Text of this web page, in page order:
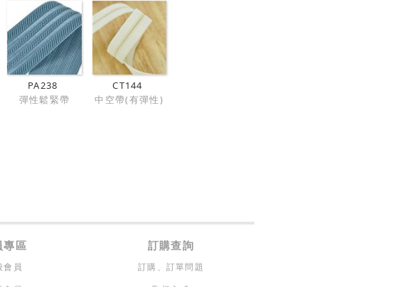
PA238
彈性鬆緊帶
CT144
中空帶(有彈性)
專區 訂購查詢
會員 訂購、訂單問題